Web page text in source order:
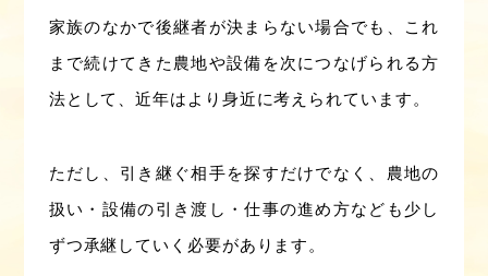
家族のなかで後継者が決まらない場合でも、これ
まで続けてきた農地や設備を次につなげられる方
法として、近年はより身近に考えられています。
ただし、引き継ぐ相手を探すだけでなく、農地の
扱い・設備の引き渡し・仕事の進め方なども少し
ずつ承継していく必要があります。